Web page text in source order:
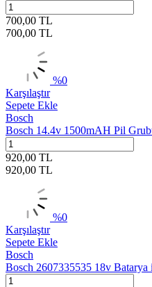
700,00 TL
700,00 TL
%0
Karşılaştır
Sepete Ekle
Bosch
Bosch 14.4v 1500mAH Pil
920,00 TL
920,00 TL
%0
Karşılaştır
Sepete Ekle
Bosch
Bosch 2607335535 18v